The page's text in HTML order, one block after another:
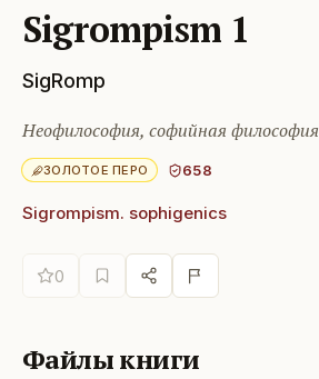
Sigrompism 1
SigRomp
Неофилософия, софийная философия
ЗОЛОТОЕ ПЕРО 658
Sigrompism. sophigenics
0
Файлы книги